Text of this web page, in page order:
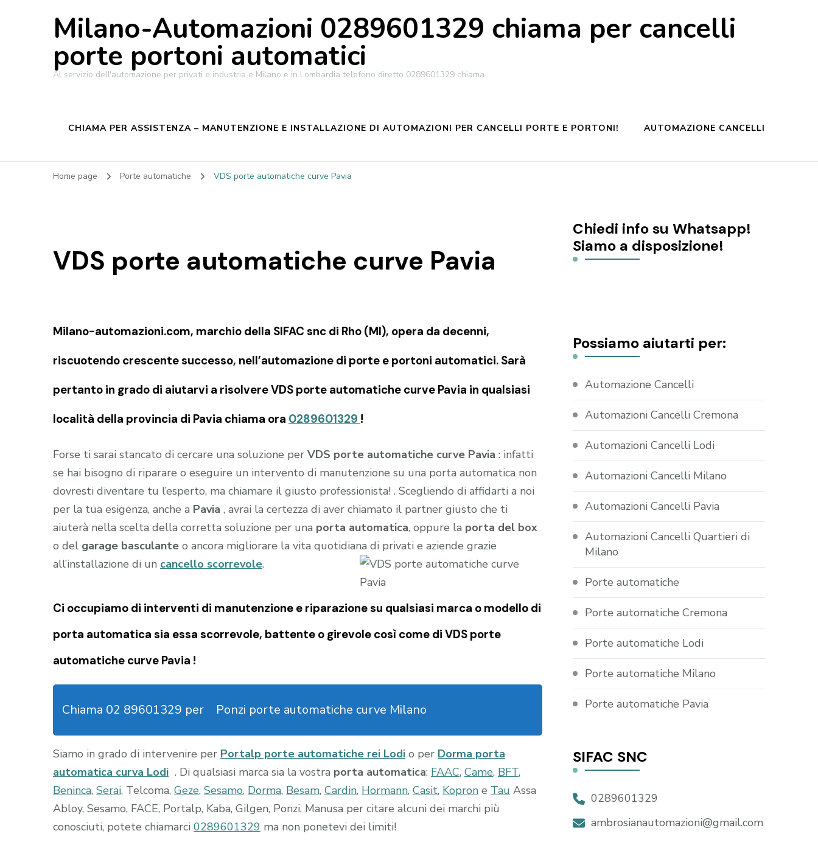
Milano-Automazioni 0289601329 chiama per cancelli
porte portoni automatici
Al servizio dell'automazione per privati e industria e Milano e in Lombardia telefono diretto 0289601329 chiama
CHIAMA PER ASSISTENZA – MANUTENZIONE E INSTALLAZIONE DI AUTOMAZIONI PER CANCELLI PORTE E PORTONI! AUTOMAZIONE CANCELLI
Home page Porte automatiche VDS porte automatiche curve Pavia
VDS porte automatiche curve Pavia
Milano-automazioni.com, marchio della SIFAC snc di Rho (MI), opera da decenni,
riscuotendo crescente successo, nell’automazione di porte e portoni automatici. Sarà
pertanto in grado di aiutarvi a risolvere VDS porte automatiche curve Pavia in qualsiasi
località della provincia di Pavia chiama ora 0289601329 !
Forse ti sarai stancato di cercare una soluzione per VDS porte automatiche curve Pavia : infatti
se hai bisogno di riparare o eseguire un intervento di manutenzione su una porta automatica non
dovresti diventare tu l’esperto, ma chiamare il giusto professionista! . Scegliendo di affidarti a noi
per la tua esigenza, anche a Pavia , avrai la certezza di aver chiamato il partner giusto che ti
aiuterà nella scelta della corretta soluzione per una porta automatica, oppure la porta del box
o del garage basculante o ancora migliorare la vita quotidiana di privati e aziende grazie
all’installazione di un cancello scorrevole.
Ci occupiamo di interventi di manutenzione e riparazione su qualsiasi marca o modello di
porta automatica sia essa scorrevole, battente o girevole così come di VDS porte
automatiche curve Pavia !
Chiama 02 89601329 per Ponzi porte automatiche curve Milano
Siamo in grado di intervenire per Portalp porte automatiche rei Lodi o per Dorma porta
automatica curva Lodi . Di qualsiasi marca sia la vostra porta automatica: FAAC, Came, BFT,
Beninca, Serai, Telcoma, Geze, Sesamo, Dorma, Besam, Cardin, Hormann, Casit, Kopron e Tau Assa
Abloy, Sesamo, FACE, Portalp, Kaba, Gilgen, Ponzi, Manusa per citare alcuni dei marchi più
conosciuti, potete chiamarci 0289601329 ma non ponetevi dei limiti!
Chiedi info su Whatsapp!
Siamo a disposizione!
Possiamo aiutarti per:
Automazione Cancelli
Automazioni Cancelli Cremona
Automazioni Cancelli Lodi
Automazioni Cancelli Milano
Automazioni Cancelli Pavia
Automazioni Cancelli Quartieri di
Milano
Porte automatiche
Porte automatiche Cremona
Porte automatiche Lodi
Porte automatiche Milano
Porte automatiche Pavia
SIFAC SNC
0289601329
ambrosianautomazioni@gmail.com